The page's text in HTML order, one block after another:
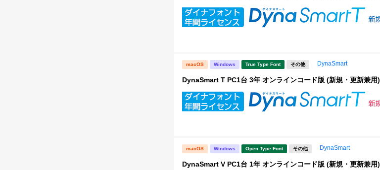
macOS Windows True Type Font その他 DynaSmart
DynaSmart T PC1台 3年 オンラインコード版 (新規・更新兼用)
macOS Windows Open Type Font その他 DynaSmart
DynaSmart V PC1台 1年 オンラインコード版 (新規・更新兼用)